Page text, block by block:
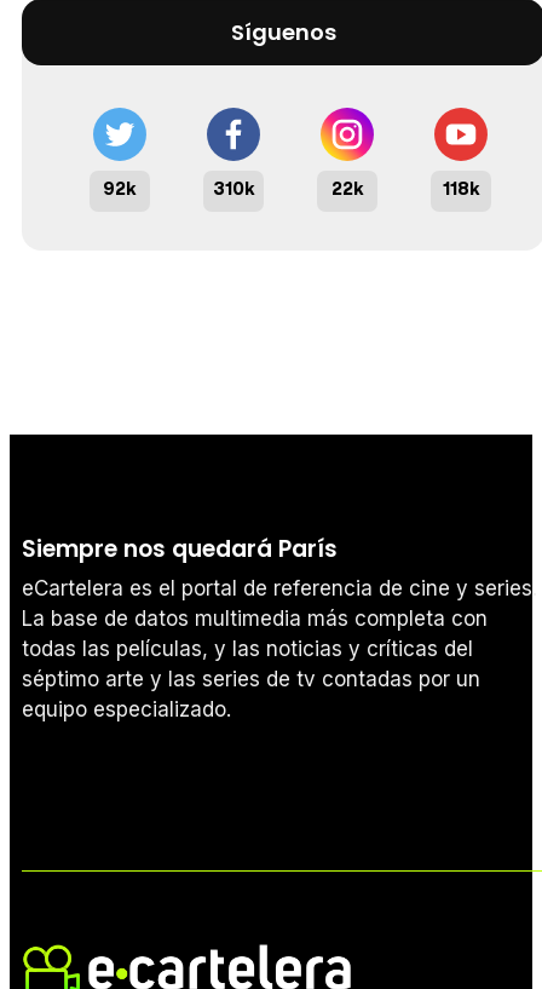
Síguenos
92k 310k 22k 118k
Siempre nos quedará París
eCartelera es el portal de referencia de cine y series.
La base de datos multimedia más completa con
todas las películas, y las noticias y críticas del
séptimo arte y las series de tv contadas por un
equipo especializado.